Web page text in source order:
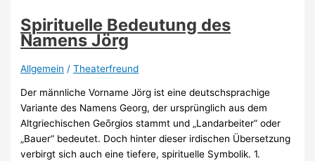
Überblick
Spirituelle Bedeutung des
Namens Jörg
Allgemein /Theaterfreund
Der männliche Vorname Jörg ist eine deutschsprachige
Variante des Namens Georg, der ursprünglich aus dem
Altgriechischen Geōrgios stammt und „Landarbeiter“ oder
„Bauer“ bedeutet. Doch hinter dieser irdischen Übersetzung
verbirgt sich auch eine tiefere, spirituelle Symbolik. 1.